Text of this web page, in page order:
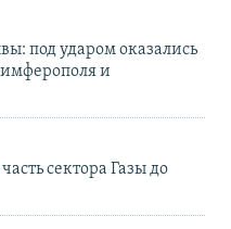
под ударом оказались
и
сектора Газы до